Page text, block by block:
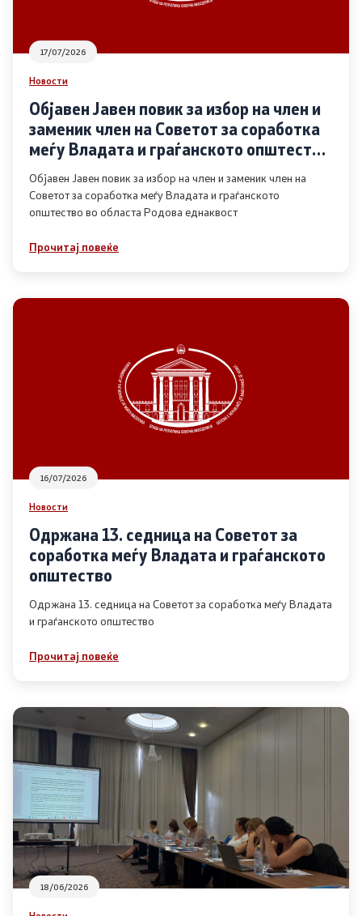
Дијалог меѓу Владата и граѓанскиот сектор
Отворени денови за иницијативи на граѓанските
организации
Финансиска поддршка
Извештаи
Список на ОЈИ
Контакт
Контакт
Линкови
Изјава за пристапност
Со еден клик до сите услуги
17/07/2026
Новости
Објавен Јавен повик за избор на член и
заменик член на Советот за соработка
меѓу Владата и граѓанското општество
во областа Родова еднаквост
Објавен Јавен повик за избор на член и заменик член на
Советот за соработка меѓу Владата и граѓанското
општество во областа Родова еднаквост
Прочитај повеќе
16/07/2026
Новости
Одржана 13. седница на Советот за
соработка меѓу Владата и граѓанското
општество
Одржана 13. седница на Советот за соработка меѓу Владата
и граѓанското општество
Прочитај повеќе
18/06/2026